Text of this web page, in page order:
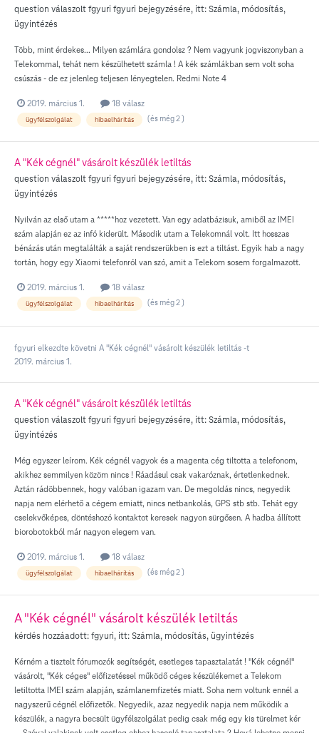
question válaszoltfgyuri fgyuri bejegyzésére, itt:Számla, módosítás,
ügyintézés
Több, mint érdekes... Milyen számlára gondolsz ? Nem vagyunk jogviszonyban a
Telekommal, tehát nem készülhetett számla ! A kék számlákban sem volt soha
csúszás - de ez jelenleg teljesen lényegtelen. Redmi Note 4
2019. március 1. 18 válasz
ügyfélszolgálat hibaelhárítás (és még 2 )
A "Kék cégnél" vásárolt készülék letiltás
question válaszoltfgyuri fgyuri bejegyzésére, itt:Számla, módosítás,
ügyintézés
Nyilván az első utam a *****hoz vezetett. Van egy adatbázisuk, amiből az IMEI
szám alapján ez az infó kiderült. Második utam a Telekomnál volt. Itt hosszas
bénázás után megtalálták a saját rendszerükben is ezt a tiltást. Egyik hab a nagy
tortán, hogy egy Xiaomi telefonról van szó, amit a Telekom sosem forgalmazott.
2019. március 1. 18 válasz
ügyfélszolgálat hibaelhárítás (és még 2 )
fgyuri elkezdte követni A "Kék cégnél" vásárolt készülék letiltás -t
2019. március 1.
A "Kék cégnél" vásárolt készülék letiltás
question válaszoltfgyuri fgyuri bejegyzésére, itt:Számla, módosítás,
ügyintézés
Még egyszer leírom. Kék cégnél vagyok és a magenta cég tiltotta a telefonom,
akikhez semmilyen közöm nincs ! Ráadásul csak vakaróznak, értetlenkednek.
Aztán rádöbbennek, hogy valóban igazam van. De megoldás nincs, negyedik
napja nem elérhető a cégem emiatt, nincs netbankolás, GPS stb stb. Tehát egy
cselekvőképes, döntéshozó kontaktot keresek nagyon sürgősen. A hadba állított
biorobotokból már nagyon elegem van.
2019. március 1. 18 válasz
ügyfélszolgálat hibaelhárítás (és még 2 )
A "Kék cégnél" vásárolt készülék letiltás
kérdés hozzáadott:fgyuri, itt:Számla, módosítás, ügyintézés
Kérném a tisztelt fórumozók segítségét, esetleges tapasztalatát ! "Kék cégnél"
vásárolt, "Kék céges" előfizetéssel működő céges készülékemet a Telekom
letiltotta IMEI szám alapján, számlanemfizetés miatt. Soha nem voltunk ennél a
nagyszerű cégnél előfizetők. Negyedik, azaz negyedik napja nem működik a
készülék, a nagyra becsült ügyfélszolgálat pedig csak még egy kis türelmet kér